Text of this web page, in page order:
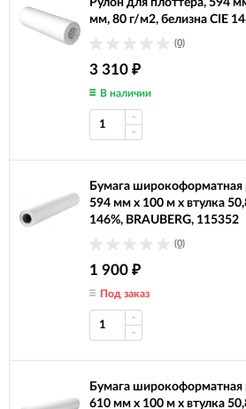
Рулон для плоттера, 594
мм, 80 г/м2, белизна CIE
(0)
3 310 ₽
В наличии
Бумага широкоформатная
594 мм х 100 м х втулка
146%, BRAUBERG, 115352
(0)
1 900 ₽
Под заказ
Бумага широкоформатная
610 мм х 100 м х втулка